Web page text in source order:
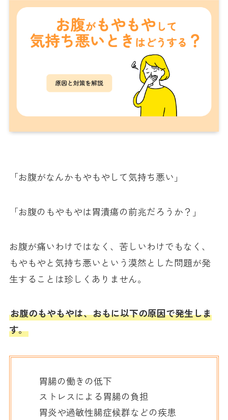
「お腹がなんかもやもやして気持ち悪い」
「お腹のもやもやは胃潰瘍の前兆だろうか？」
お腹が痛いわけではなく、苦しいわけでもなく、
もやもやと気持ち悪いという漠然とした問題が発
生することは珍しくありません。
お腹のもやもやは、おもに以下の原因で発生しま
す。
胃腸の働きの低下
ストレスによる胃腸の負担
胃炎や過敏性腸症候群などの疾患